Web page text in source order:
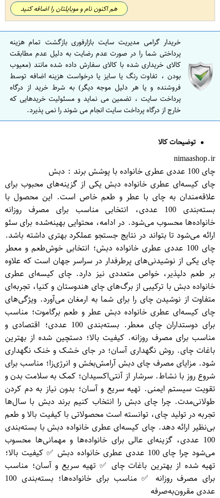
هم اکنون نام و موبایلتان را اضافه کنید
خریدار گرامی مدیریت سایت بازارفوری بازگشت تمام هزینه
پرداختی شما را در صورت عدم رضایت به دلیل عدم مطابقت
کالای خریداری شده با کالای سفارش داده شده مانند (معیوب
بودن ، تفاوت رنگ یا سایز یا درخواست هزینه اضافه توسط
فروشنده و یا هر دلیل موجه دیگر) به شرط خرید از درگاه
پرداخت سایت ، تضمین می نماید و مسئولیت خریدهایی که
خارج از درگاه پرداخت سایت انجام می شوند را نمی پذیرد.
توضیحات کالا
nimaashop.ir
چای 100 عددی عطری خانواده با پوشش برند : دبش
چای کیسه‌ای عطری خانواده دبش یکی از گزینه‌های محبوب برای
علاقه‌مندان به چای با عطر و طعم خاص است. این محصول با
بسته‌بندی 100 عددی، انتخابی مناسب برای مصرف روزانه
خانواده‌ها محسوب می‌شود. در ادامه، محتوایی بهینه‌شده برای سئو
ارائه می‌شود تا بتواند در نتایج جستجو عملکرد بهتری داشته باشد.
چای 100 عددی عطری خانواده دبش؛ انتخابی خوش‌طعم و معطر
چای یکی از نوشیدنی‌های پرطرفدار در سراسر جهان است که علاوه
بر طعم دلپذیر، خواص متعددی نیز دارد. چای کیسه‌ای عطری
خانواده دبش با ترکیبی از برگ‌های چای هندوستان و کنیا، تجربه‌ای
متفاوت از نوشیدن چای را برای شما به ارمغان می‌آورد. ویژگی‌های
چای کیسه‌ای عطری خانواده دبش عطر و طعم برگاموت؛ مناسب
برای دوستداران چای معطر. بسته‌بندی 100 عددی؛ اقتصادی و
مناسب برای مصرف روزانه. کیفیت بالا؛ دستچین شده از بهترین
باغات چای. روش نگهداری آسان؛ در جای خشک و خنک نگهداری
شود. مزایای مصرف چای دبش آرامش‌بخش و انرژی‌زا؛ مناسب برای
شروع روز با نشاط. سرشار از آنتی‌اکسیدان؛ کمک به سلامت بدن و
تقویت سیستم ایمنی. تهیه سریع و آسان؛ بدون نیاز به دم کردن
طولانی‌مدت. چرا چای دبش را انتخاب کنیم برند دبش با سال‌ها
تجربه در تولید چای، توانسته است محصولاتی با کیفیت بالا و طعم
بی‌نظیر ارائه دهد. چای کیسه‌ای عطری خانواده دبش با بسته‌بندی
100 عددی، گزینه‌ای عالی برای خانواده‌ها و مهمانی‌ها محسوب
می‌شود چرا چای 100 عددی عطری خانواده دبش ✅ کیفیت بالا؛
تهیه شده از بهترین باغات چای ✅ تهیه سریع و آسان؛ مناسب
برای مصرف روزانه ✅ مناسب برای خانواده‌ها؛ بسته‌بندی 100
عددی مقرون‌به‌صرفه